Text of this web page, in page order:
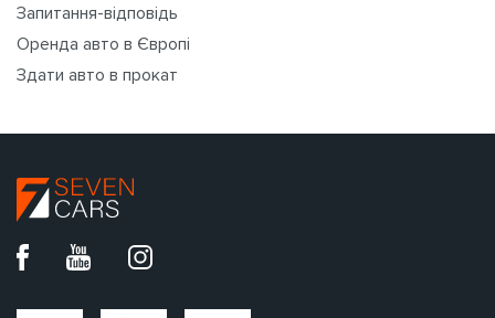
Запитання-відповідь
Оренда авто в Європі
Здати авто в прокат